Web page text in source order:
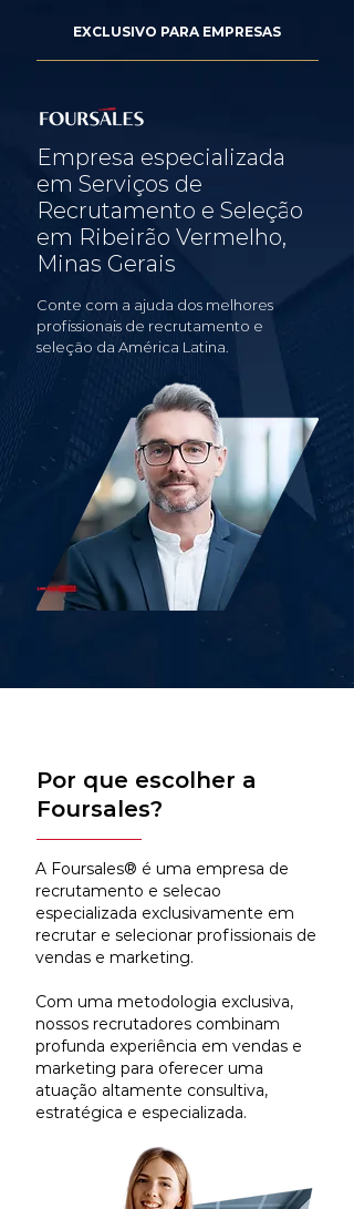
EXCLUSIVO PARA EMPRESAS
Empresa especializada
em Serviços de
Recrutamento e Seleção
em Ribeirão Vermelho,
Minas Gerais
Conte com a ajuda dos melhores
profissionais de recrutamento e
seleção da América Latina.
Por que escolher a
Foursales?
A Foursales® é uma empresa de
recrutamento e selecao
especializada exclusivamente em
recrutar e selecionar profissionais de
vendas e marketing.
Com uma metodologia exclusiva,
nossos recrutadores combinam
profunda experiência em vendas e
marketing para oferecer uma
atuação altamente consultiva,
estratégica e especializada.